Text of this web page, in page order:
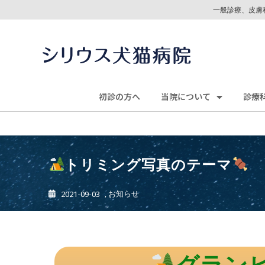
一般診療、皮
初診の方へ 当院について 診療
トリミング写真のテーマ
2021-09-03 , お知らせ